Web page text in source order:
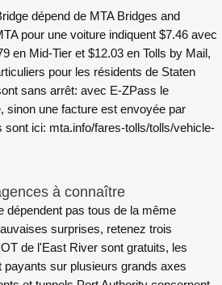
dépend de MTA Bridges and
pour une voiture indiquent $7.46 avec
en Mid-Tier et $12.03 en Tolls by Mail,
pour les résidents de Staten
sans arrêt: avec E-ZPass le
sinon une facture est envoyée par
sont ici: mta.info/fares-tolls/tolls/vehicle-
à connaître
dépendent pas tous de la même
surprises, retenez trois
de l'East River sont gratuits, les
payants sur plusieurs grands axes